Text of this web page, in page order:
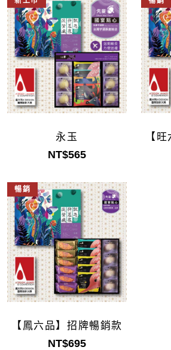
永玉
NT$565
【
暢銷
【鳳六品】招牌暢銷款
NT$695